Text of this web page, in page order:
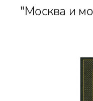
"Москва и